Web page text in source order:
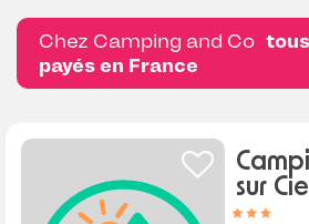
Chez Camping and Co
payés en France
sur Ciel